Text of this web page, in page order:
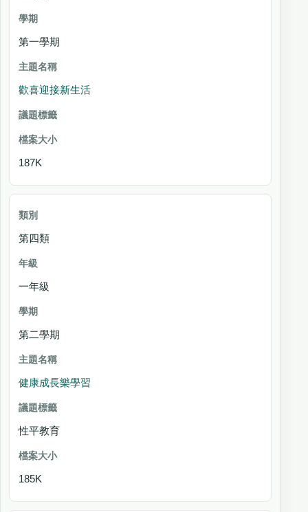
第一學期
歡喜迎接新生活
187K
第四類
一年級
第二學期
健康成長樂學習
性平教育
185K